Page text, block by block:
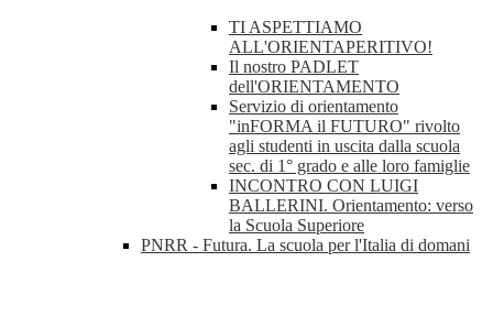
TI ASPETTIAMO
ALL'ORIENTAPERITIVO!
Il nostro PADLET
dell'ORIENTAMENTO
Servizio di orientamento
"inFORMA il FUTURO" rivolto
agli studenti in uscita dalla scuola
sec. di 1° grado e alle loro famiglie
INCONTRO CON LUIGI
BALLERINI. Orientamento: verso
la Scuola Superiore
PNRR - Futura. La scuola per l'Italia di domani